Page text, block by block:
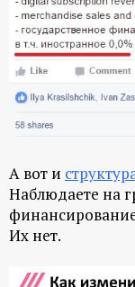
А вот и
Наблюдаете на
Их нет.